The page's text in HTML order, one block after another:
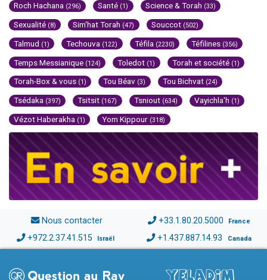
Roch Hachana (296) Santé (1) Science & Torah (33)
Sexualité (8) Sim'hat Torah (47) Souccot (502)
Talmud (1) Techouva (122) Téfila (2230) Téfilines (356)
Temps Messianique (124) Toledot (1) Torah et société (1)
Torah-Box & vous (1) Tou Béav (3) Tou Bichvat (24)
Tsédaka (397) Tsitsit (167) Tsniout (634) Vayichla'h (1)
Vézot Haberakha (1) Yom Kippour (318)
Nous contacter +33.1.80.20.5000 France
+972.2.37.41.515 Israël +1.437.887.14.93 Canada